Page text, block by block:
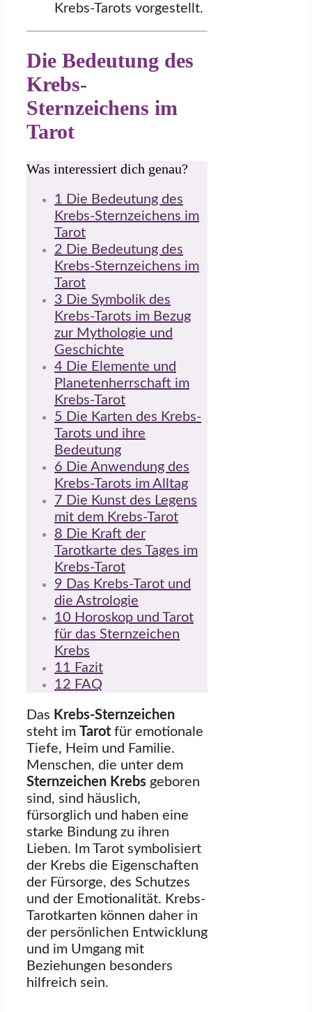
Krebs-Tarots vorgestellt.
Die Bedeutung des
Krebs-
Sternzeichens im
Tarot
Was interessiert dich genau?
1 Die Bedeutung des
Krebs-Sternzeichens im
Tarot
2 Die Bedeutung des
Krebs-Sternzeichens im
Tarot
3 Die Symbolik des
Krebs-Tarots im Bezug
zur Mythologie und
Geschichte
4 Die Elemente und
Planetenherrschaft im
Krebs-Tarot
5 Die Karten des Krebs-
Tarots und ihre
Bedeutung
6 Die Anwendung des
Krebs-Tarots im Alltag
7 Die Kunst des Legens
mit dem Krebs-Tarot
8 Die Kraft der
Tarotkarte des Tages im
Krebs-Tarot
9 Das Krebs-Tarot und
die Astrologie
10 Horoskop und Tarot
für das Sternzeichen
Krebs
11 Fazit
12 FAQ
Das Krebs-Sternzeichen
steht im
Tarot für emotionale
Tiefe, Heim und Familie.
Menschen, die unter dem
Sternzeichen Krebs geboren
sind, sind häuslich,
fürsorglich und haben eine
starke Bindung zu ihren
Lieben. Im Tarot symbolisiert
der Krebs die Eigenschaften
der Fürsorge, des Schutzes
und der Emotionalität. Krebs-
Tarotkarten können daher in
der persönlichen Entwicklung
und im Umgang mit
Beziehungen besonders
hilfreich sein.